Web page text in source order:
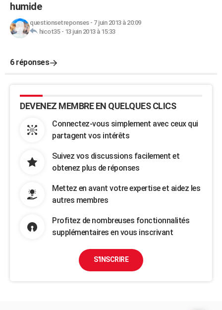
humide
questionsetreponses- 7 juin 2013 à 20:09
hicot35- 13 juin 2013 à 15:33
6 réponses
DEVENEZ MEMBRE EN QUELQUES CLICS
Connectez-vous simplement avec ceux qui
partagent vos intérêts
Suivez vos discussions facilement et
obtenez plus de réponses
Mettez en avant votre expertise et aidez les
autres membres
Profitez de nombreuses fonctionnalités
supplémentaires en vous inscrivant
S'INSCRIRE